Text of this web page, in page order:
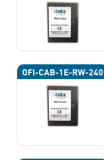
OFI-CAB-1E-RW-240